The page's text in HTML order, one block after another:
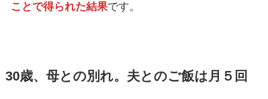
ことで得られた結果です。
30歳、母との別れ。夫とのご飯は月５回